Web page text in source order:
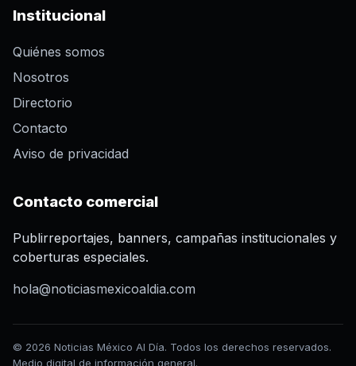
Institucional
Quiénes somos
Nosotros
Directorio
Contacto
Aviso de privacidad
Contacto comercial
Publirreportajes, banners, campañas institucionales y
coberturas especiales.
hola@noticiasmexicoaldia.com
© 2026 Noticias México Al Día. Todos los derechos reservados.
Medio digital de información general.